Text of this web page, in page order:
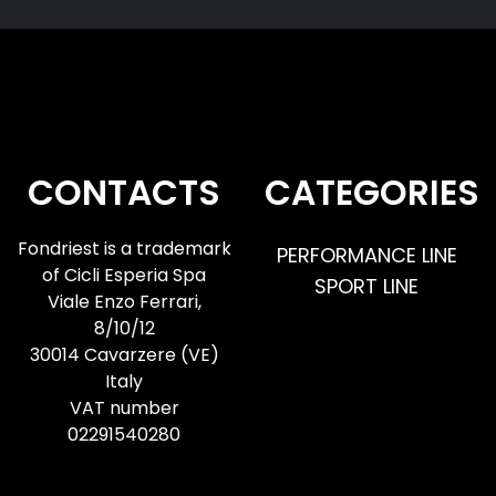
30 1
CONTACTS
Fondriest is a trademark
of Cicli Esperia Spa
Viale Enzo Ferrari,
8/10/12
30014 Cavarzere (VE)
Italy
VAT number
02291540280
CATEGORIES
PERFORMANCE LINE
SPORT LINE